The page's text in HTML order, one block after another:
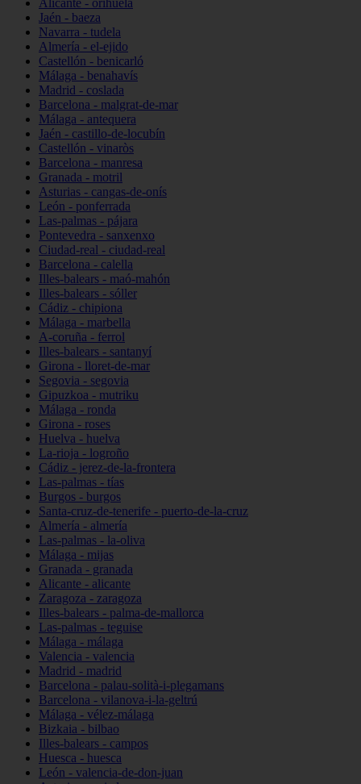
Alicante - orihuela
Jaén - baeza
Navarra - tudela
Almería - el-ejido
Castellón - benicarló
Málaga - benahavís
Madrid - coslada
Barcelona - malgrat-de-mar
Málaga - antequera
Jaén - castillo-de-locubín
Castellón - vinaròs
Barcelona - manresa
Granada - motril
Asturias - cangas-de-onís
León - ponferrada
Las-palmas - pájara
Pontevedra - sanxenxo
Ciudad-real - ciudad-real
Barcelona - calella
Illes-balears - maó-mahón
Illes-balears - sóller
Cádiz - chipiona
Málaga - marbella
A-coruña - ferrol
Illes-balears - santanyí
Girona - lloret-de-mar
Segovia - segovia
Gipuzkoa - mutriku
Málaga - ronda
Girona - roses
Huelva - huelva
La-rioja - logroño
Cádiz - jerez-de-la-frontera
Las-palmas - tías
Burgos - burgos
Santa-cruz-de-tenerife - puerto-de-la-cruz
Almería - almería
Las-palmas - la-oliva
Málaga - mijas
Granada - granada
Alicante - alicante
Zaragoza - zaragoza
Illes-balears - palma-de-mallorca
Las-palmas - teguise
Málaga - málaga
Valencia - valencia
Madrid - madrid
Barcelona - palau-solità-i-plegamans
Barcelona - vilanova-i-la-geltrú
Málaga - vélez-málaga
Bizkaia - bilbao
Illes-balears - campos
Huesca - huesca
León - valencia-de-don-juan